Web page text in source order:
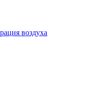
воздуха